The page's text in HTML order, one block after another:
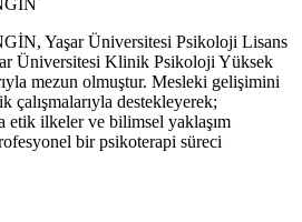
Yaşar Üniversitesi Psikoloji Lisans
Üniversitesi Klinik Psikoloji Yüksek
mezun olmuştur. Mesleki gelişimini
çalışmalarıyla destekleyerek;
etik ilkeler ve bilimsel yaklaşım
bir psikoterapi süreci